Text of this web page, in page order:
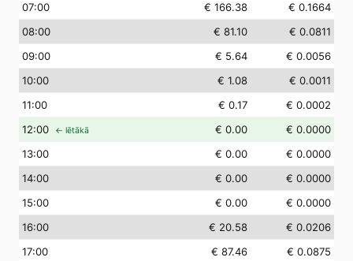
07:00 € 166.38
€ 0.1664
08:00 € 81.10
€ 0.0811
09:00 € 5.64
€ 0.0056
10:00 € 1.08
€ 0.0011
11:00 € 0.17
€ 0.0002
12:00 ← lētākā € 0.00
€ 0.0000
13:00 € 0.00
€ 0.0000
14:00 € 0.00
€ 0.0000
15:00 € 0.00
€ 0.0000
16:00 € 20.58
€ 0.0206
17:00 € 87.46
€ 0.0875